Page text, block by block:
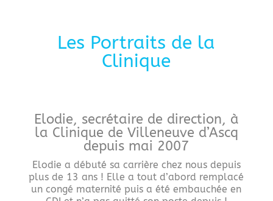
Les Portraits de la
Clinique
Elodie, secrétaire de direction, à
la Clinique de Villeneuve d’Ascq
depuis mai 2007
Elodie a débuté sa carrière chez nous depuis
plus de 13 ans ! Elle a tout d’abord remplacé
un congé maternité puis a été embauchée en